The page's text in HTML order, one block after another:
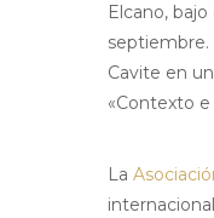
Elcano,
septiembre.
Cavite en
«Contexto
La